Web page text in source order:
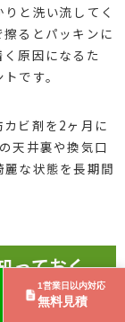
1営業日以内対応
無料見積
と洗い流してく
るとパッキンに
原因になるた
です。
ビ剤を2ヶ月に
天井裏や換気口
な状態を長期間
っておく